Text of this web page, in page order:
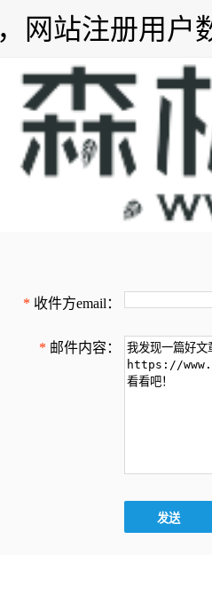
，网站注册用户
* 收件方email：
* 邮件内容：